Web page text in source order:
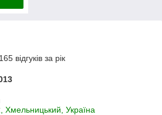
відгуків за рік
Хмельницький, Україна